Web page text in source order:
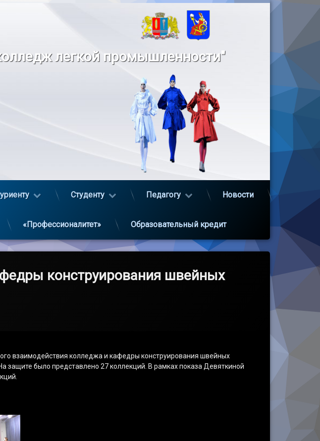
легкой промышленности"
Студенту Педагогу Новости
«Профессионалитет» Образовательный кредит
конструирования швейных
взаимодействия колледжа и кафедры конструирования швейных
защите было представлено 27 коллекций. В рамках показа Девяткиной